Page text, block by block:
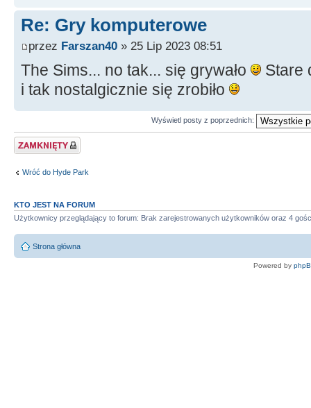
Re: Gry komputerowe
przez Farszan40 » 25 Lip 2023 08:51
The Sims... no tak... się grywało
Stare
i tak nostalgicznie się zrobiło
Wyświetl posty z poprzednich:
Zablokowany temat
Wróć do Hyde Park
KTO JEST NA FORUM
Użytkownicy przeglądający to forum: Brak zarejestrowanych użytkowników oraz 4
Strona główna
Powered by